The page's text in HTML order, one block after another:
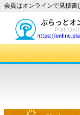
会員はオンラインで見積書(